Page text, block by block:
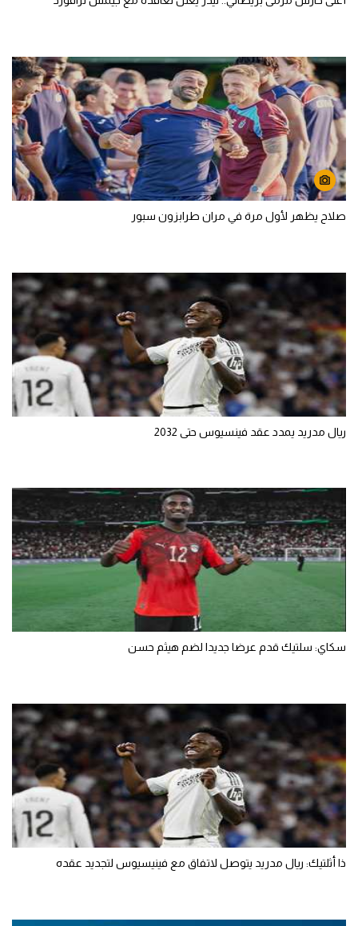
صلاح يظهر لأول مرة في مران طرابزون سبور
ريال مدريد يمدد عقد فينسيوس حتى 2032
سكاي: سلتيك قدم عرضا جديدا لضم هيثم حسن
ذا أثلتيك: ريال مدريد يتوصل لاتفاق مع فينيسيوس لتجديد عقده